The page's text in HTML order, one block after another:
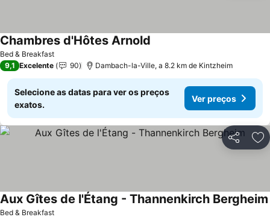
Bed & Breakfast
Chambres d'Hôtes Arnold
9,1 Excelente 90 Dambach-la-Ville, a 8.2 km de Kintzheim
Selecione as datas para ver os preços
exatos.
Ver preços
Partilhar
Bed & Breakfast
Aux Gîtes de l'Étang - Thannenkirch Bergheim